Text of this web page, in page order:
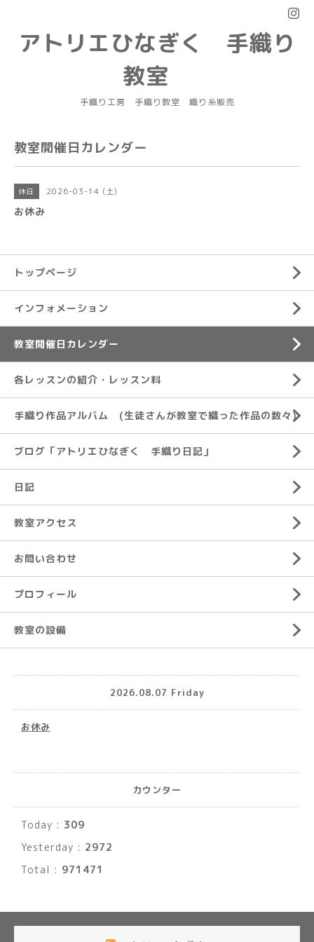
アトリエひなぎく 手織り
教室
手織り工房 手織り教室 織り糸販売
教室開催日カレンダー
休日 2026-03-14 (土)
お休み
トップページ
インフォメーション
教室開催日カレンダー
各レッスンの紹介・レッスン料
手織り作品アルバム (生徒さんが教室で織った作品の数々)
ブログ「アトリエひなぎく 手織り日記」
日記
教室アクセス
お問い合わせ
プロフィール
教室の設備
2026.08.07 Friday
お休み
カウンター
Today : 309
Yesterday : 2972
Total : 971471